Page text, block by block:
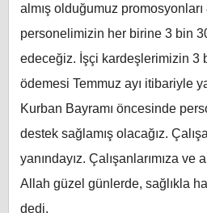
almış olduğumuz
personelimizin her birine 3 bin
edeceğiz. İşçi kardeşlerimizin 3
ödemesi Temmuz ayı itibariyle
Kurban Bayramı öncesinde
destek sağlamış olacağız.
yanındayız. Çalışanlarımıza ve
Allah güzel günlerde, sağlıkla
dedi.